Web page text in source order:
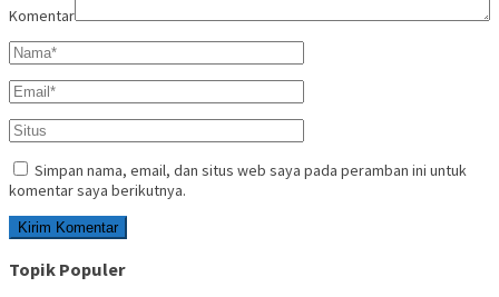
Komentar
Simpan nama, email, dan situs web saya pada peramban ini untuk
komentar saya berikutnya.
Topik Populer